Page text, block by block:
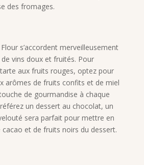
des fromages.
s’accordent merveilleusement
vins doux et fruités. Pour
aux fruits rouges, optez pour
arômes de fruits confits et de miel
de gourmandise à chaque
un dessert au chocolat, un
sera parfait pour mettre en
et de fruits noirs du dessert.